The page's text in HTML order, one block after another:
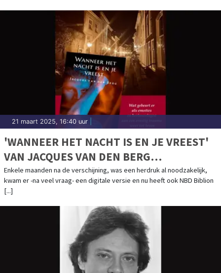
21 maart 2025, 16:40 uur
'WANNEER HET NACHT IS EN JE VREEST'
VAN JACQUES VAN DEN BERG
BINNENKORT IN BIBLIOTHEKEN!
Enkele maanden na de verschijning, was een herdruk al noodzakelijk,
kwam er -na veel vraag- een digitale versie en nu heeft ook NBD Biblion
[...]